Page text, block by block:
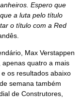
Espero que
a luta pelo título
o título com a Red
Max Verstappen
quatro a mais
os resultados abaixo
semana também
de Construtores,